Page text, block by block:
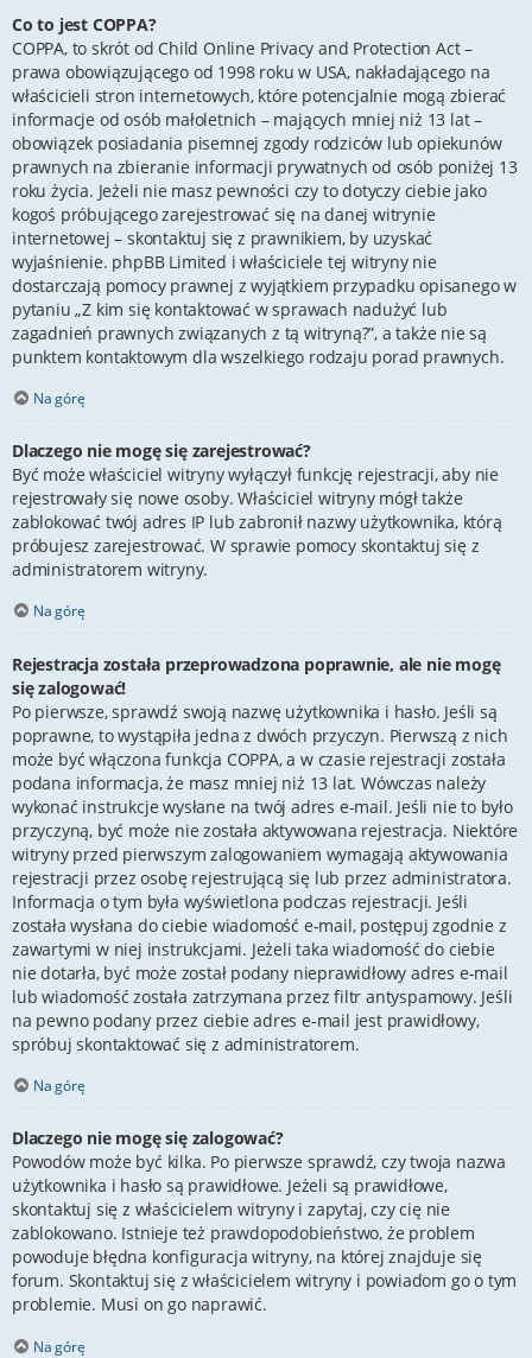
Co to jest COPPA?
COPPA, to skrót od Child Online Privacy and Protection Act –
prawa obowiązującego od 1998 roku w USA, nakładającego na
właścicieli stron internetowych, które potencjalnie mogą zbierać
informacje od osób małoletnich – mających mniej niż 13 lat –
obowiązek posiadania pisemnej zgody rodziców lub opiekunów
prawnych na zbieranie informacji prywatnych od osób poniżej 13
roku życia. Jeżeli nie masz pewności czy to dotyczy ciebie jako
kogoś próbującego zarejestrować się na danej witrynie
internetowej – skontaktuj się z prawnikiem, by uzyskać
wyjaśnienie. phpBB Limited i właściciele tej witryny nie
dostarczają pomocy prawnej z wyjątkiem przypadku opisanego w
pytaniu „Z kim się kontaktować w sprawach nadużyć lub
zagadnień prawnych związanych z tą witryną?”, a także nie są
punktem kontaktowym dla wszelkiego rodzaju porad prawnych.
Na górę
Dlaczego nie mogę się zarejestrować?
Być może właściciel witryny wyłączył funkcję rejestracji, aby nie
rejestrowały się nowe osoby. Właściciel witryny mógł także
zablokować twój adres IP lub zabronił nazwy użytkownika, którą
próbujesz zarejestrować. W sprawie pomocy skontaktuj się z
administratorem witryny.
Na górę
Rejestracja została przeprowadzona poprawnie, ale nie mogę
się zalogować!
Po pierwsze, sprawdź swoją nazwę użytkownika i hasło. Jeśli są
poprawne, to wystąpiła jedna z dwóch przyczyn. Pierwszą z nich
może być włączona funkcja COPPA, a w czasie rejestracji została
podana informacja, że masz mniej niż 13 lat. Wówczas należy
wykonać instrukcje wysłane na twój adres e-mail. Jeśli nie to było
przyczyną, być może nie została aktywowana rejestracja. Niektóre
witryny przed pierwszym zalogowaniem wymagają aktywowania
rejestracji przez osobę rejestrującą się lub przez administratora.
Informacja o tym była wyświetlona podczas rejestracji. Jeśli
została wysłana do ciebie wiadomość e-mail, postępuj zgodnie z
zawartymi w niej instrukcjami. Jeżeli taka wiadomość do ciebie
nie dotarła, być może został podany nieprawidłowy adres e-mail
lub wiadomość została zatrzymana przez filtr antyspamowy. Jeśli
na pewno podany przez ciebie adres e-mail jest prawidłowy,
spróbuj skontaktować się z administratorem.
Na górę
Dlaczego nie mogę się zalogować?
Powodów może być kilka. Po pierwsze sprawdź, czy twoja nazwa
użytkownika i hasło są prawidłowe. Jeżeli są prawidłowe,
skontaktuj się z właścicielem witryny i zapytaj, czy cię nie
zablokowano. Istnieje też prawdopodobieństwo, że problem
powoduje błędna konfiguracja witryny, na której znajduje się
forum. Skontaktuj się z właścicielem witryny i powiadom go o tym
problemie. Musi on go naprawić.
Na górę